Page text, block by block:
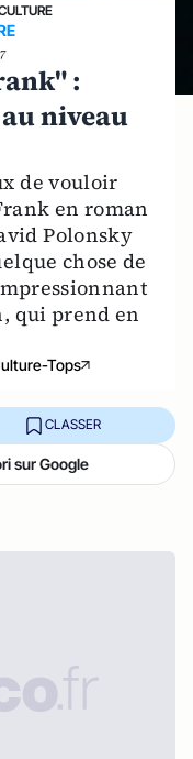
:
niveau
de vouloir
en roman
Polonsky
chose de
qui prend en
Tops
CLASSER
sur Google